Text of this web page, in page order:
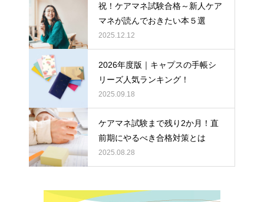
祝！ケアマネ試験合格～新人ケア
マネが読んでおきたい本５選
2025.12.12
2026年度版｜キャプスの手帳シ
リーズ人気ランキング！
2025.09.18
ケアマネ試験まで残り2か月！直
前期にやるべき合格対策とは
2025.08.28